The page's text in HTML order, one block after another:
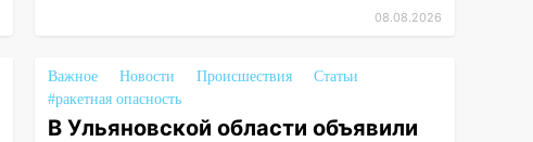
08.08.2026
Важное Новости Происшествия
Статьи
#ракетная опасность
В Ульяновской области объявили